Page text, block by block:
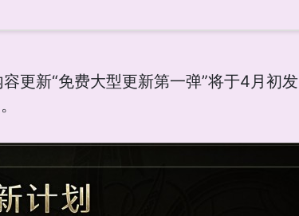
更新“免费大型更新第一弹”将于4月初发